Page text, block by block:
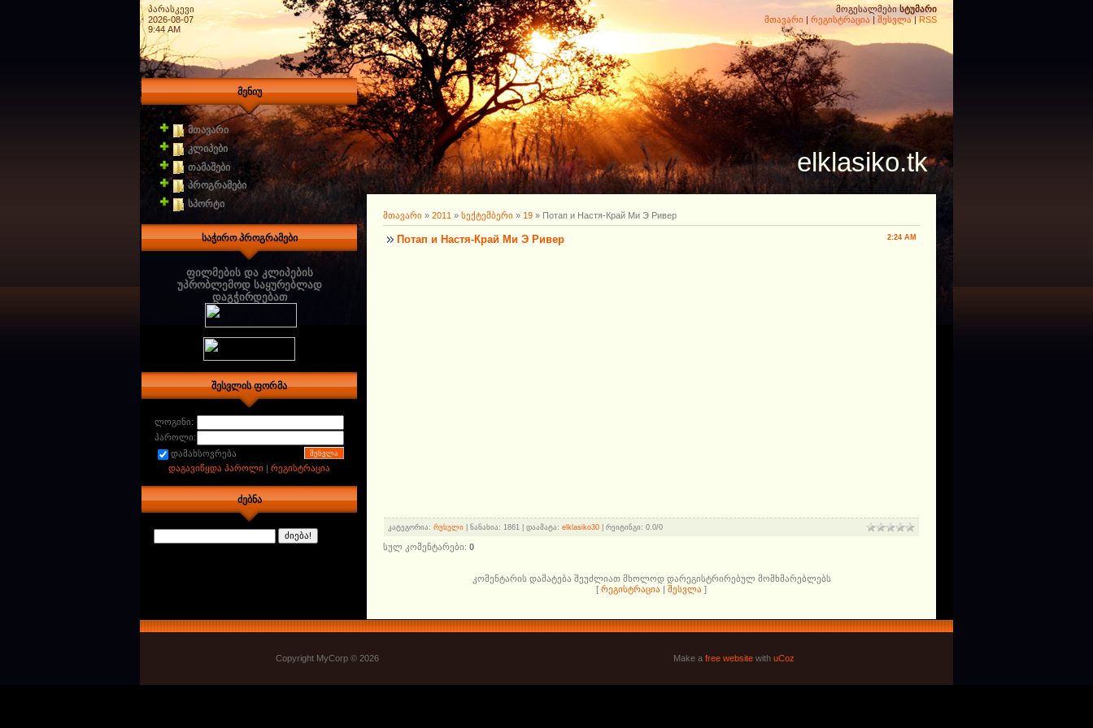
პარასკევი
2026-08-07
9:44 AM
მოგესალმები სტუმარი
მთავარი | რეგისტრაცია | შესვლა|RSS
მენიუ
მთავარი
კლიპები
თამაშები
პროგრამები
სპორტი
საჭირო პროგრამები
ფილმების და კლიპების
უპრობლემოდ საყურებლად
დაგჭირდებათ
შესვლის ფორმა
ლოგინი:
პაროლი:
დამახსოვრება
დაგავიწყდა პაროლი | რეგისტრაცია
ძებნა
elklasiko.tk
მთავარი » 2011 » სექტემბერი » 19 » Потап и Настя-Край Ми Э Ривер
2:24 AM
Потап и Настя-Край Ми Э Ривер
კატეგორია : რუსული ნანახია : 1861 | დაამატა : elklasiko30 რეიტინგი: 0.0/0
სულ კომენტარები: 0
კომენტარის დამატება შეუძლიათ მხოლოდ დარეგისტრირებულ მომხმარებლებს
[ რეგისტრაცია | შესვლა ]
Copyright MyCorp © 2026 Make a free websitewith uCoz